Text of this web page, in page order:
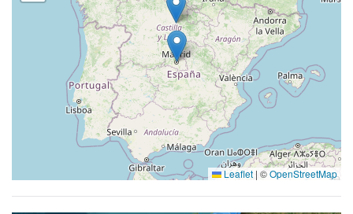
Leaflet | ©OpenStreetMap